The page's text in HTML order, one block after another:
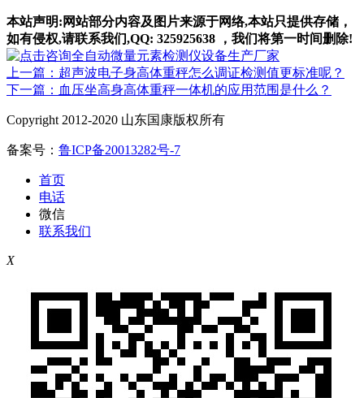
本站声明:网站部分内容及图片来源于网络,本站只提供存储，
如有侵权,请联系我们,QQ: 325925638 ，我们将第一时间删除!
上一篇：超声波电子身高体重秤怎么调证检测值更标准呢？
下一篇：血压坐高身高体重秤一体机的应用范围是什么？
Copyright 2012-2020 山东国康版权所有
备案号： 鲁ICP备20013282号-7
首页
电话
微信
联系我们
X